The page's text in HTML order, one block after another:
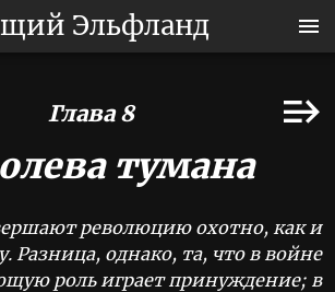
Эльфланд
Глава 8
тумана
революцию охотно, как и
Разница, однако, та, что в войне
роль играет принуждение; в